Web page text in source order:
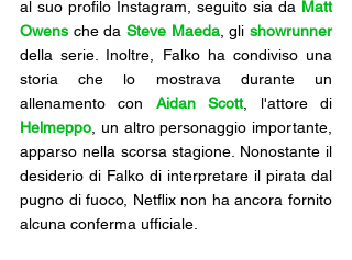
al suo profilo Instagram, seguito sia da Matt
Owens che da Steve Maeda, gli showrunner
della serie. Inoltre, Falko ha condiviso una
storia che lo mostrava durante un
allenamento con Aidan Scott
Helmeppo , un altro personaggio importante,
apparso nella scorsa stagione. Nonostante il
desiderio di Falko di interpretare il pirata dal
pugno di fuoco, Netflix non ha ancora fornito
alcuna conferma ufficiale.